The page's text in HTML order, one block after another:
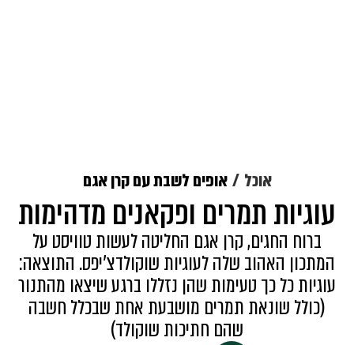
אוכל אופים לשבת עם קרן אגם
עוגיות תמרים ופקאנים מדהימות
ברוח החגים, קרן אגם החליטה לעשות טוויסט על
המתכון האהוב שלה לעוגיות שוקולדצ'יפס. התוצאה:
עוגיות כל כך טעימות שהן נזללו ברגע שיצאו מהתנור
(כולל שונאת תמרים מושבעת אחת שבכלל חשבה
שהם חתיכות שוקולד)